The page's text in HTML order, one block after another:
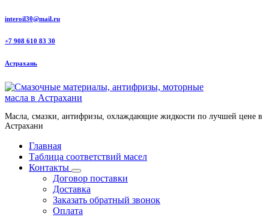
Перейти
содержанию
interoil30@mail.ru
+7 908 610 83 30
Астрахань
Масла, смазки, антифризы, охлаждающие жидкости по лучшей цене в
Астрахани
Главная
Таблица соответствий масел
Контакты
Договор поставки
Доставка
Заказать обратный звонок
Оплата